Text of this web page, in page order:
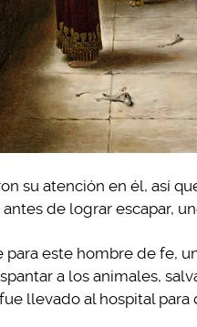
su atención en él, así
de lograr escapar,
este hombre de fe,
a los animales,
llevado al hospital para